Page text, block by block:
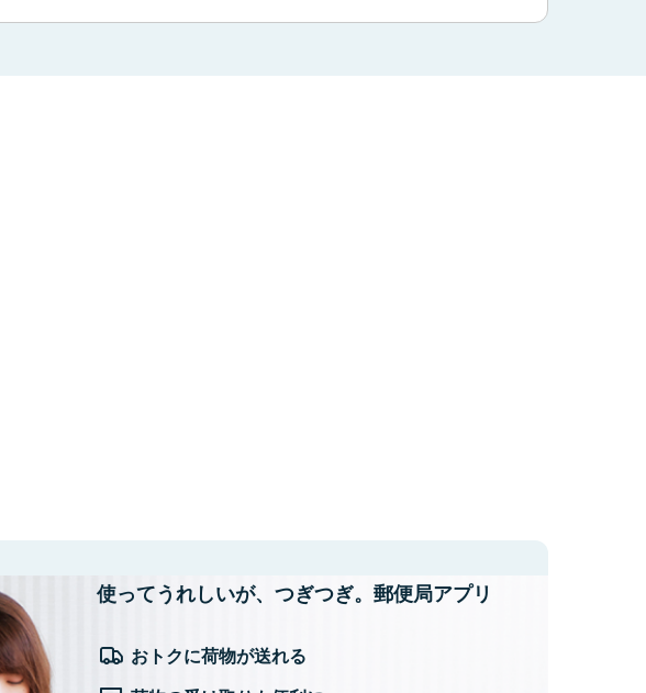
使ってうれしいが、つぎつぎ。郵便局アプリ
おトクに荷物が送れる